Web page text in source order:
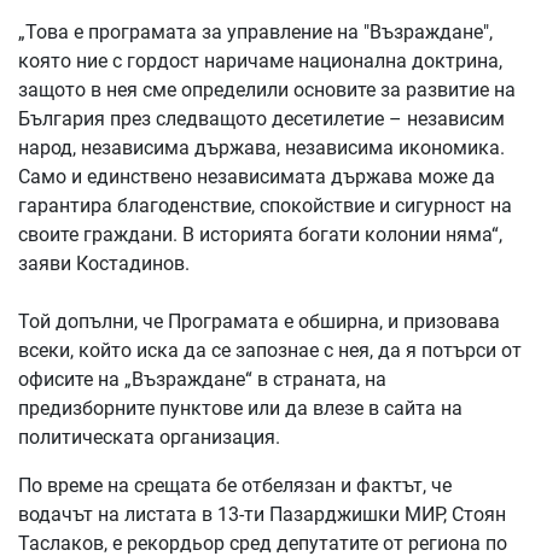
„Това е програмата за управление на "Възраждане",
която ние с гордост наричаме национална доктрина,
защото в нея сме определили основите за развитие на
България през следващото десетилетие – независим
народ, независима държава, независима икономика.
Само и единствено независимата държава може да
гарантира благоденствие, спокойствие и сигурност на
своите граждани. В историята богати колонии няма“,
заяви Костадинов.
Той допълни, че Програмата е обширна, и призовава
всеки, който иска да се запознае с нея, да я потърси от
офисите на „Възраждане“ в страната, на
предизборните пунктове или да влезе в сайта на
политическата организация.
По време на срещата бе отбелязан и фактът, че
водачът на листата в 13-ти Пазарджишки МИР, Стоян
Таслаков, е рекордьор сред депутатите от региона по